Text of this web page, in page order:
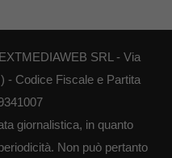
SRL - Via
- Codice Fiscale e Partita
giornalistica, in quanto
Non può pertanto